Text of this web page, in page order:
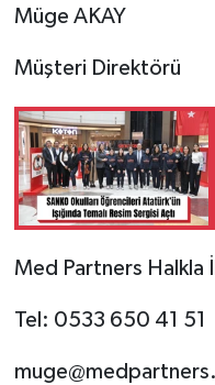
Müge AKAY
Müşteri Direktörü
Med Partners Halkla
Tel: 0533 650 41 51